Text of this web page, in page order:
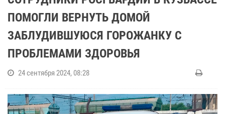
ПОМОГЛИ ВЕРНУТЬ ДОМОЙ
ЗАБЛУДИВШУЮСЯ ГОРОЖАНКУ С
ПРОБЛЕМАМИ ЗДОРОВЬЯ
24 сентября 2024, 08:28